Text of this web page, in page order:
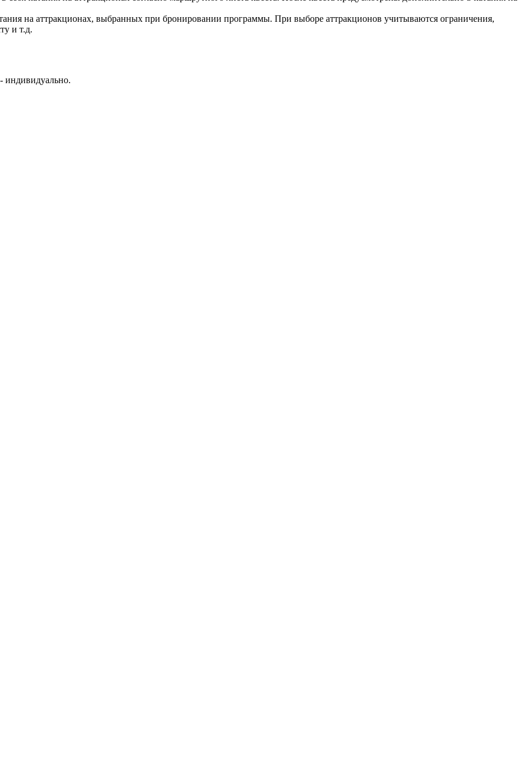
на аттракционах, выбранных при бронировании программы. При выборе аттракционов учитываются ограничения,
и т.д.
индивидуально.